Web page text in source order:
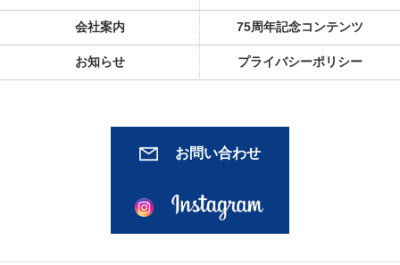
会社案内 75周年記念コンテンツ
お知らせ プライバシーポリシー
お問い合わせ